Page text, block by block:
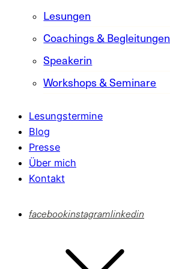
Lesungen
Coachings & Begleitungen
Speakerin
Workshops & Seminare
Lesungstermine
Blog
Presse
Über mich
Kontakt
facebookinstagramlinkedin